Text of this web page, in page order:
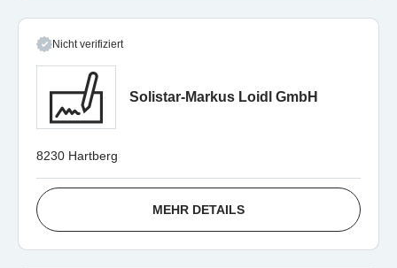
Nicht verifiziert
Solistar-Markus Loidl GmbH
8230 Hartberg
MEHR DETAILS